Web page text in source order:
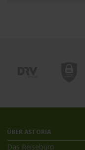
ÜBER ASTORIA
Das Reisebüro